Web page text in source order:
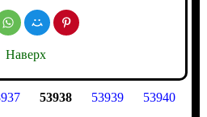
Наверх
53938 53939
53940